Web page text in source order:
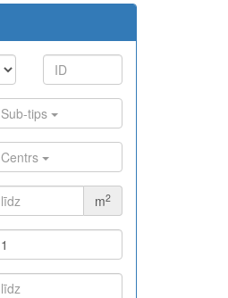
Sub-tips
Centrs
m2